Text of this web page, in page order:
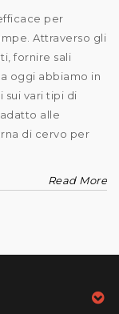
per
Attraverso gli
fornire sali
oggi abbiamo in
sui vari tipi di
alle
di cervo per
Read More